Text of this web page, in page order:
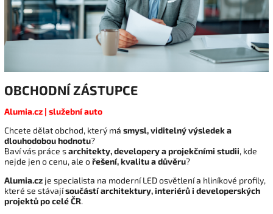
OBCHODNÍ ZÁSTUPCE
Alumia.cz | služební auto
Chcete dělat obchod, který má smysl, viditelný výsledek a
dlouhodobou hodnotu?
Baví vás práce sarchitekty, developery a projekčními studii, kde
nejde jen o cenu, ale ořešení, kvalitu a důvěru?
Alumia.cz je specialista na moderní LED osvětlení a hliníkové profily,
které se stávajísoučástí architektury, interiérů i developerských
projektů po celé ČR.